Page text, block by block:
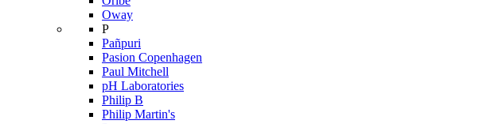
Oway
P
Pañpuri
Pasion Copenhagen
Paul Mitchell
pH Laboratories
Philip B
Philip Martin's